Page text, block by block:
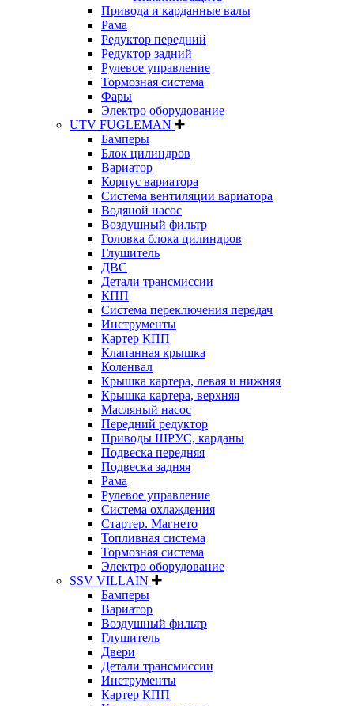
Привода и карданные валы
Рама
Редуктор передний
Редуктор задний
Рулевое управление
Тормозная система
Фары
Электро оборудование
UTV FUGLEMAN
Бамперы
Блок цилиндров
Вариатор
Корпус вариатора
Система вентиляции вариатора
Водяной насос
Воздушный фильтр
Головка блока цилиндров
Глушитель
ДВС
Детали трансмиссии
КПП
Система переключения передач
Инструменты
Картер КПП
Клапанная крышка
Коленвал
Крышка картера, левая и нижняя
Крышка картера, верхняя
Масляный насос
Передний редуктор
Приводы ШРУС, карданы
Подвеска передняя
Подвеска задняя
Рама
Рулевое управление
Система охлаждения
Стартер. Магнето
Топливная система
Тормозная система
Электро оборудование
SSV VILLAIN
Бамперы
Вариатор
Воздушный фильтр
Глушитель
Двери
Детали трансмиссии
Инструменты
Картер КПП